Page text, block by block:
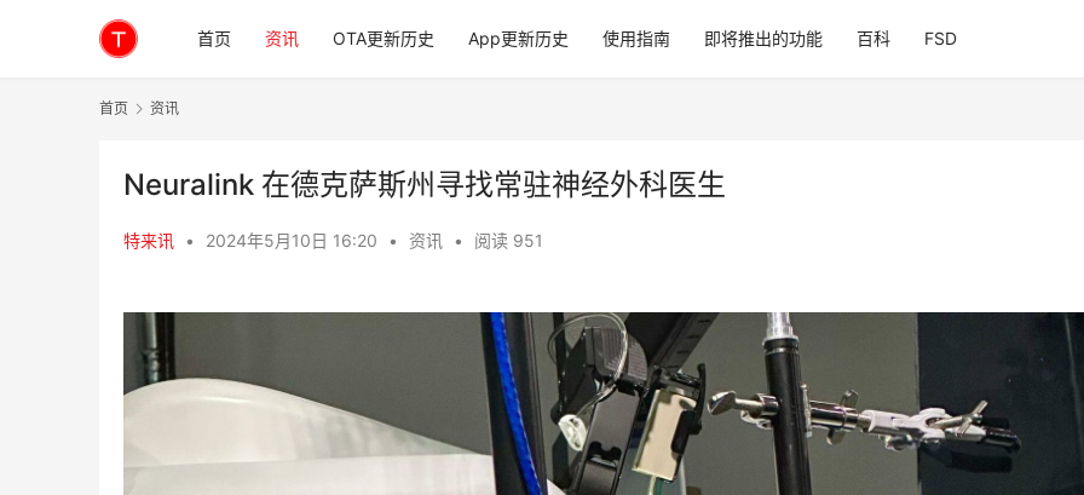
首页 资讯 OTA更新历史 App更新历史 使用指南 即将推出的功能 百科 FSD
首页 资讯
Neuralink 在德克萨斯州寻找常驻神经外科医生
特来讯 • 2024年5月10日 16:20 • 资讯 • 阅读 951